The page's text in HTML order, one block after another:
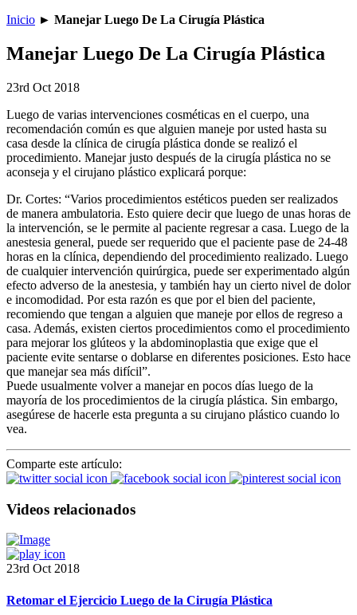
Inicio ► Manejar Luego De La Cirugía Plástica
Manejar Luego De La Cirugía Plástica
23rd Oct 2018
Luego de varias intervenciones cosméticas en el cuerpo, una
recomendación común es que alguien maneje por usted hasta su
casa desde la clínica de cirugía plástica donde se realizó el
procedimiento. Manejar justo después de la cirugía plástica no se
aconseja y el cirujano plástico explicará porque:
Dr. Cortes: “Varios procedimientos estéticos pueden ser realizados
de manera ambulatoria. Esto quiere decir que luego de unas horas de
la intervención, se le permite al paciente regresar a casa. Luego de la
anestesia general, puede ser requerido que el paciente pase de 24-48
horas en la clínica, dependiendo del procedimiento realizado. Luego
de cualquier intervención quirúrgica, puede ser experimentado algún
efecto adverso de la anestesia, y también hay un cierto nivel de dolor
e incomodidad. Por esta razón es que por el bien del paciente,
recomiendo que tengan a alguien que maneje por ellos de regreso a
casa. Además, existen ciertos procedimientos como el procedimiento
para mejorar los glúteos y la abdominoplastia que exige que el
paciente evite sentarse o doblarse en diferentes posiciones. Esto hace
que manejar sea más difícil”.
Puede usualmente volver a manejar en pocos días luego de la
mayoría de los procedimientos de la cirugía plástica. Sin embargo,
asegúrese de hacerle esta pregunta a su cirujano plástico cuando lo
vea.
Comparte este artículo:
Videos relacionados
23rd Oct 2018
Retomar el Ejercicio Luego de la Cirugía Plástica